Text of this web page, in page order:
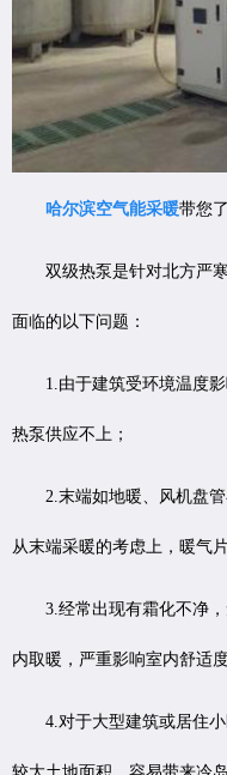
哈尔滨空气能采暖带您
双级热泵是针对北方严
面临的以下问题：
1.由于建筑受环境温度
热泵供应不上；
2.末端如地暖、风机盘
从末端采暖的考虑上，暖气
3.经常出现有霜化不净
内取暖，严重影响室内舒适度
4.对于大型建筑或居住